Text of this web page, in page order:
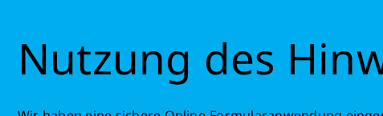
Nutzung des